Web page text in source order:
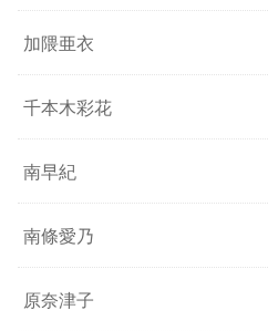
加隈亜衣
千本木彩花
南早紀
南條愛乃
原奈津子